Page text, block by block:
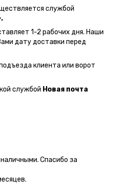
службой
1-2 рабочих дня. Наши
дату доставки перед
клиента или ворот
службой Новая почта
Спасибо за